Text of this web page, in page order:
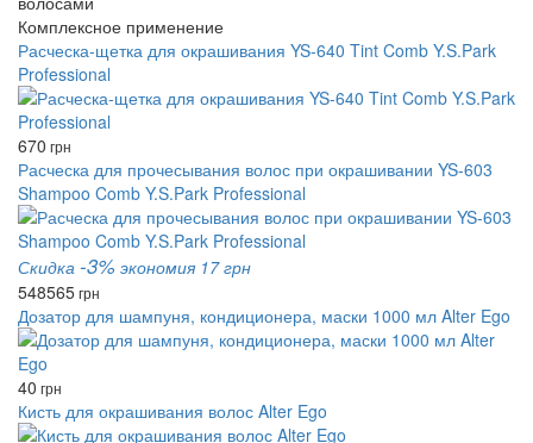
Комплексное применение
Расческа-щетка для окрашивания YS-640 Tint Comb Y.S.Park
Professional
670 грн
Расческа для прочесывания волос при окрашивании YS-603
Shampoo Comb Y.S.Park Professional
Скидка -3% экономия 17 грн
548565грн
Дозатор для шампуня, кондиционера, маски 1000 мл Alter Ego
40 грн
Кисть для окрашивания волос Alter Ego